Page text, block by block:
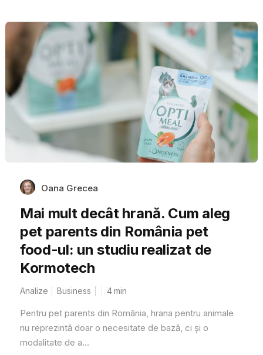
Oana Grecea
Mai mult decât hrană. Cum aleg
pet parents din România pet
food-ul: un studiu realizat de
Kormotech
Analize Business 4min
Pentru pet parents din România, hrana pentru animale
nu reprezintă doar o necesitate de bază, ci și o
modalitate de a...